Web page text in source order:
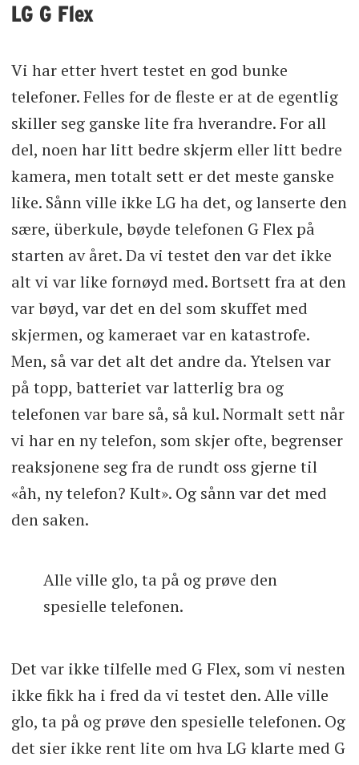
LG G Flex
Vi har etter hvert testet en god bunke
telefoner. Felles for de fleste er at de egentlig
skiller seg ganske lite fra hverandre. For all
del, noen har litt bedre skjerm eller litt bedre
kamera, men totalt sett er det meste ganske
like. Sånn ville ikke LG ha det, og lanserte den
sære, überkule, bøyde telefonen G Flex på
starten av året. Da vi testet den var det ikke
alt vi var like fornøyd med. Bortsett fra at den
var bøyd, var det en del som skuffet med
skjermen, og kameraet var en katastrofe.
Men, så var det alt det andre da. Ytelsen var
på topp, batteriet var latterlig bra og
telefonen var bare så, så kul. Normalt sett når
vi har en ny telefon, som skjer ofte, begrenser
reaksjonene seg fra de rundt oss gjerne til
«åh, ny telefon? Kult». Og sånn var det med
den saken.
Alle ville glo, ta på og prøve den
spesielle telefonen.
Det var ikke tilfelle med G Flex, som vi nesten
ikke fikk ha i fred da vi testet den. Alle ville
glo, ta på og prøve den spesielle telefonen. Og
det sier ikke rent lite om hva LG klarte med G